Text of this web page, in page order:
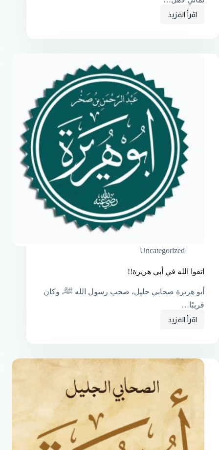
اقرأ المزيد
Uncategorized
اتقوا الله في أبي هريرة!!
أبو هريرة صحابي جليل، صحب رسول الله ﷺ، وكان
قريبًا…
اقرأ المزيد